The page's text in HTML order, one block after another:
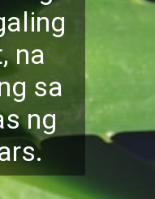
na
sa
ng